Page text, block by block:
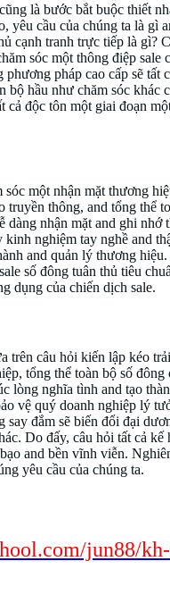
là bước bắt buộc thiết
cầu của chúng ta là
cạnh tranh trực tiếp là
sóc một thông điệp
pháp cao cấp sẽ
hầu như chăm sóc
độc tôn một giai đoạn
một nhận mặt thương
thông, and tổng
nhận mặt and ghi
kinh nghiệm tay nghề
and quản lý thương
số đông tuân thủ tiêu
dụng của chiến dịch sale.
trên câu hỏi kiến lập kéo
tổng thể toàn bộ số
lòng nghĩa tình and tạo
vệ quý doanh nghiệp lý
đắm sẽ biến đổi đại
Do đấy, câu hỏi tất cả
and bền vĩnh viễn.
yêu cầu của chúng ta.
jun88/